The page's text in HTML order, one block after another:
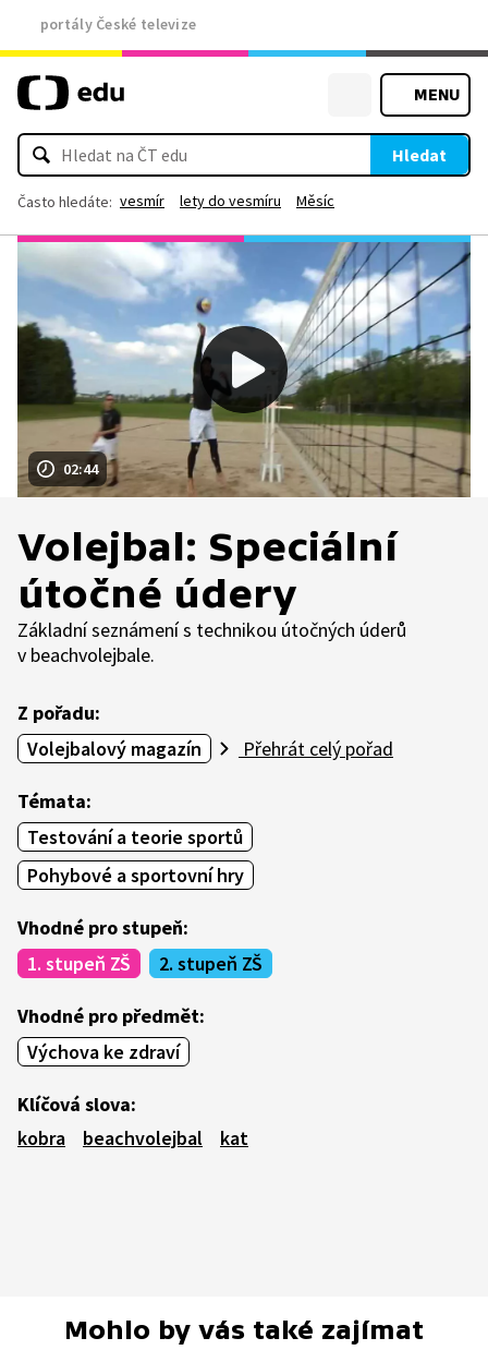
portály České televize
MENU
Hledat
Často hledáte: vesmír lety do vesmíru Měsíc
02:44
Volejbal: Speciální
útočné údery
Základní seznámení s technikou útočných úderů
v beachvolejbale.
Z pořadu:
Volejbalový magazín
Přehrát celý pořad
Témata:
Testování a teorie sportů
Pohybové a sportovní hry
Vhodné pro stupeň:
1. stupeň ZŠ
2. stupeň ZŠ
Vhodné pro předmět:
Výchova ke zdraví
Klíčová slova:
kobra
beachvolejbal kat
Mohlo by vás také zajímat